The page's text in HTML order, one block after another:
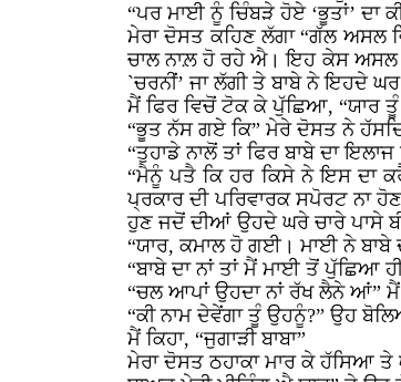
“ਪਰ ਮਾਈ ਨੂੰ ਚਿੰਬੜੇ ਹੋਏ ‘ਭੂਤਾਂ’
ਮੇਰਾ ਦੋਸਤ ਕਹਿਣ ਲੱਗਾ “ਗੱਲ ਅਸਲ
ਚਾਲ ਨਾਲ਼ ਹੋ ਰਹੇ ਐ। ਇਹ ਕੇਸ
`ਚਰਨੀਂ’ ਜਾ ਲੱਗੀ ਤੇ ਬਾਬੇ ਨੇ ਇਹਦੇ
ਮੈਂ ਫਿਰ ਵਿਚੋਂ ਟੋਕ ਕੇ ਪੁੱਛਿਆ, “ਯਾਰ
“ਭੂਤ ਨੱਸ ਗਏ ਕਿ” ਮੇਰੇ ਦੋਸਤ ਨੇ
“ਤੁਹਾਡੇ ਨਾਲੋਂ ਤਾਂ ਫਿਰ ਬਾਬੇ ਦਾ
“ਮੈਨੂੰ ਪਤੈ ਕਿ ਹਰ ਕਿਸੇ ਨੇ ਇਸ ਦਾ
ਪ੍ਰਕਾਰ ਦੀ ਪਰਿਵਾਰਕ ਸਪੋਰਟ ਨਾ
ਹੁਣ ਜਦੋਂ ਦੀਆਂ ਉਹਦੇ ਘਰੇ ਚਾਰੇ ਪਾਸੇ
“ਯਾਰ, ਕਮਾਲ ਹੋ ਗਈ। ਮਾਈ ਨੇ
“ਬਾਬੇ ਦਾ ਨਾਂ ਤਾਂ ਮੈਂ ਮਾਈ ਤੋਂ ਪੁੱਛਿਆ
“ਚਲ ਆਪਾਂ ਉਹਦਾ ਨਾਂ ਰੱਖ ਲੈਨੇ ਆਂ” ਮੈਂ
“ਕੀ ਨਾਮ ਦੇਵੇਂਗਾ ਤੂੰ ਉਹਨੂੰ?” ਉਹ
ਮੈਂ ਕਿਹਾ, “ਜੁਗਾੜੀ ਬਾਬਾ”
ਮੇਰਾ ਦੋਸਤ ਠਹਾਕਾ ਮਾਰ ਕੇ ਹੱਸਿਆ